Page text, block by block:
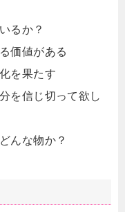
るか？
価値がある
を果たす
を信じ切って欲し
んな物か？